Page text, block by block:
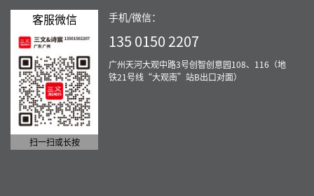
客服微信
扫一扫或长按
手机/微信：
135 0150 2207
广州天河大观中路3号创智创意园108、116（地
铁21号线“大观南”站B出口对面）